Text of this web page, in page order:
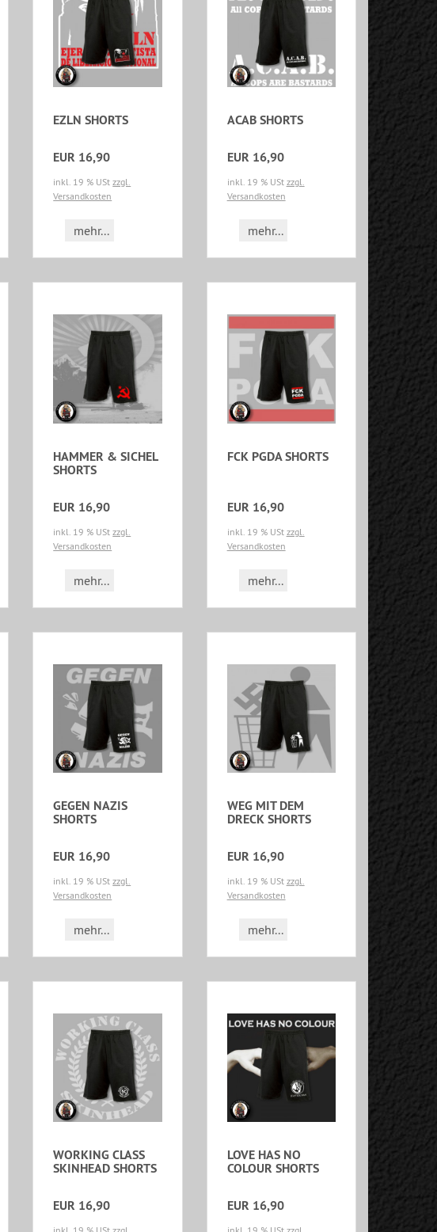
EZLN SHORTS
EUR 16,90
inkl. 19 % UStzzgl.
Versandkosten
mehr...
ACAB SHORTS
EUR 16,90
inkl. 19 % USt zzgl.
Versandkosten
mehr...
HAMMER & SICHEL
SHORTS
EUR 16,90
inkl. 19 % UStzzgl.
Versandkosten
mehr...
FCK PGDA SHORTS
EUR 16,90
inkl. 19 % USt zzgl.
Versandkosten
mehr...
GEGEN NAZIS
SHORTS
EUR 16,90
inkl. 19 % UStzzgl.
Versandkosten
mehr...
WEG MIT DEM
DRECK SHORTS
EUR 16,90
inkl. 19 % USt zzgl.
Versandkosten
mehr...
WORKING CLASS
SKINHEAD SHORTS
EUR 16,90
LOVE HAS NO
COLOUR SHORTS
EUR 16,90